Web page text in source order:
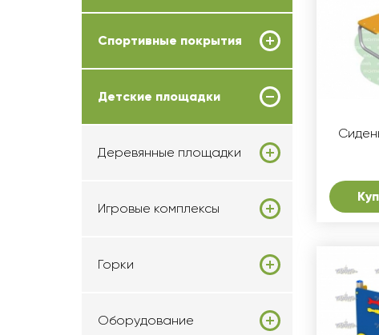
Спортивные покрытия
Детские площадки
Деревянные площадки
Игровые комплексы
Горки
Оборудование